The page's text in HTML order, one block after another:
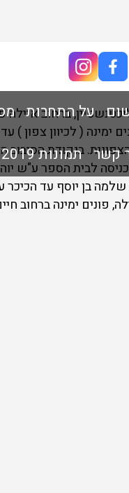
על התחרות
קשר תמונות 2019
ברחוב
בנקודת
בן יוסף עד הכיכר
פונים ימינה ברחוב